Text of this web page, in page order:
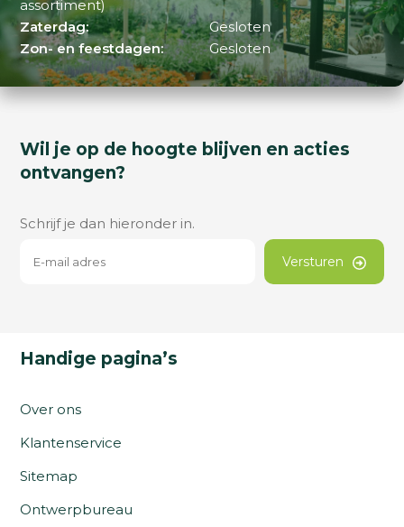
assortiment)
Zaterdag:
Gesloten
Zon- en feestdagen:
Gesloten
Wil je op de hoogte blijven en acties
ontvangen?
Schrijf je dan hieronder in.
Versturen
Handige pagina’s
Over ons
Klantenservice
Sitemap
Ontwerpbureau